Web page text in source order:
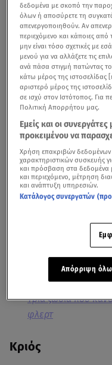
Λίγο ή πολύ όλοι οι
και κρατάνε μούτρα. Η
πόσο δηλαδή μένει το
τα οποία μπορείς να
κάποια άλλα που θα
Tρία ζώδια που
φλερτ
Κριός
δεδομένα με σκοπό την
όλων ή αποσύρετε τη
απενεργοποιηθούν. Αν
περιεχόμενο και κάποιες από
μην είναι τόσο σχετικές με
μενού για να αλλάξετε τις
ανά πάσα στιγμή πατώντας
κάτω μέρος της ιστοσελίδας
αριστερό μέρος της
σε ισχύ στον Ιστότοπος. Για
Πολιτική Απορρήτου μας.
Εμείς και οι
προκειμένου να
Χρήση επακριβών
χαρακτηριστικών συσκευής
και πρόσβαση στα δεδομένα
και περιεχόμενο, μέτρηση
και ανάπτυξη υπηρεσιών.
Κατάλογος συνεργατών
Απόρριψη